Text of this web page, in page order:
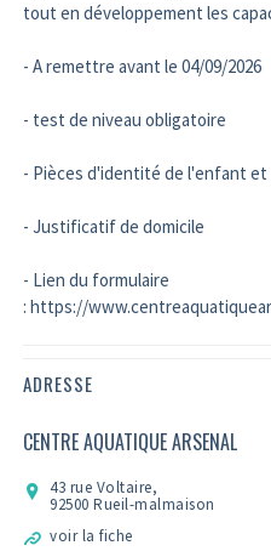
tout en développement les
- A remettre avant le 04/09/2026
- test de niveau obligatoire
- Pièces d'identité de l'enfant et
- Justificatif de domicile
- Lien du formulaire
: https://
ADRESSE
CENTRE AQUATIQUE ARSENAL
43 rue Voltaire,
92500 Rueil-malmaison
voir la fiche